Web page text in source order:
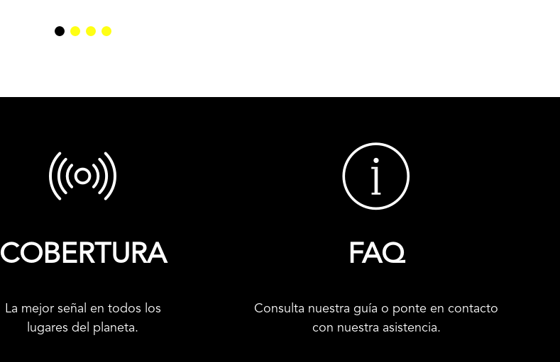
COBERTURA
La mejor señal en todos los
lugares del planeta.
FAQ
Consulta nuestra guía o ponte en contacto
con nuestra asistencia.